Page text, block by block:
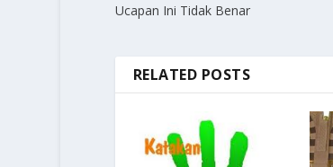
Ucapan Ini Tidak Benar
RELATED POSTS